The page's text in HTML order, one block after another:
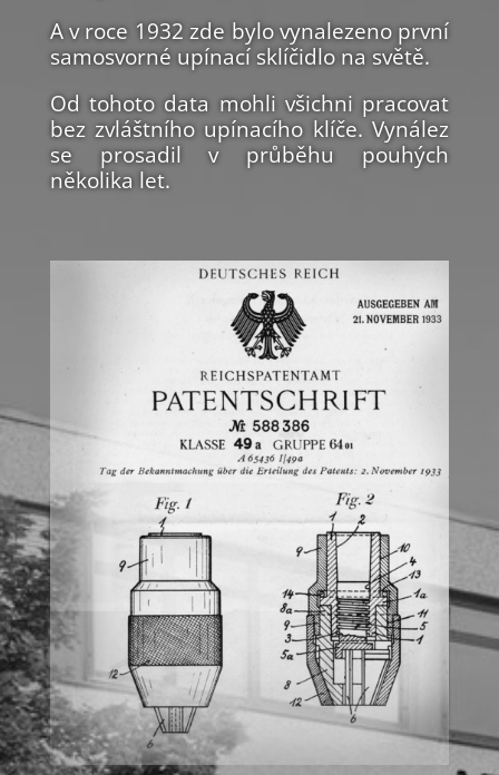
A v roce 1932 zde bylo vynalezeno první
samosvorné upínací sklíčidlo na světě.
Od tohoto data mohli všichni pracovat
bez zvláštního upínacího klíče. Vynález
se prosadil v průběhu pouhých
několika let.